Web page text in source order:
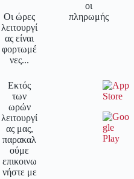
Οι ώρες
λειτουργί
ας είναι
φορτωμέ
νες...
Εκτός
των
ωρών
λειτουργί
ας μας,
παρακαλ
ούμε
επικοινω
νήστε με